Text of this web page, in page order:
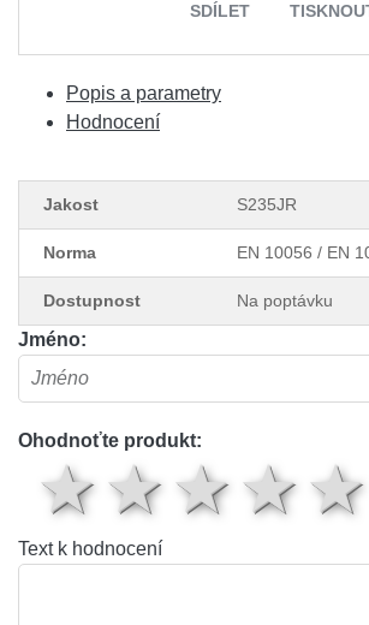
SDÍLET
Popis a parametry
Hodnocení
Jakost S235JR
Norma EN 10056 / EN
Dostupnost Na poptávku
Jméno:
Ohodnoťte produkt:
3
2
1 hvězda
Text k hodnocení